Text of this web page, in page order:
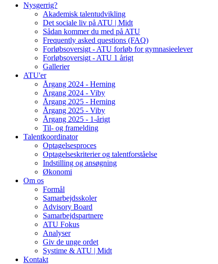
Nysgerrig?
Akademisk talentudvikling
Det sociale liv på ATU | Midt
Sådan kommer du med på ATU
Frequently asked questions (FAQ)
Forløbsoversigt - ATU forløb for gymnasieelever
Forløbsoversigt - ATU 1 årigt
Gallerier
ATU'er
Årgang 2024 - Herning
Årgang 2024 - Viby
Årgang 2025 - Herning
Årgang 2025 - Viby
Årgang 2025 - 1-årigt
Til- og framelding
Talentkoordinator
Optagelsesproces
Optagelseskriterier og talentforståelse
Indstilling og ansøgning
Økonomi
Om os
Formål
Samarbejdsskoler
Advisory Board
Samarbejdspartnere
ATU Fokus
Analyser
Giv de unge ordet
Systime & ATU | Midt
Kontakt